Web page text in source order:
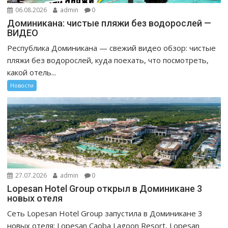
06.08.2026 admin 0
Доминикана: чистые пляжи без водорослей —
ВИДЕО
Республика Доминикана — свежий видео обзор: чистые
пляжи без водорослей, куда поехать, что посмотреть,
какой отель...
Новости
27.07.2026 admin 0
Lopesan Hotel Group открыл в Доминикане 3
новых отеля
Сеть Lopesan Hotel Group запустила в Доминикане 3
новых отеля: Lopesan Caoba Lagoon Resort, Lopesan